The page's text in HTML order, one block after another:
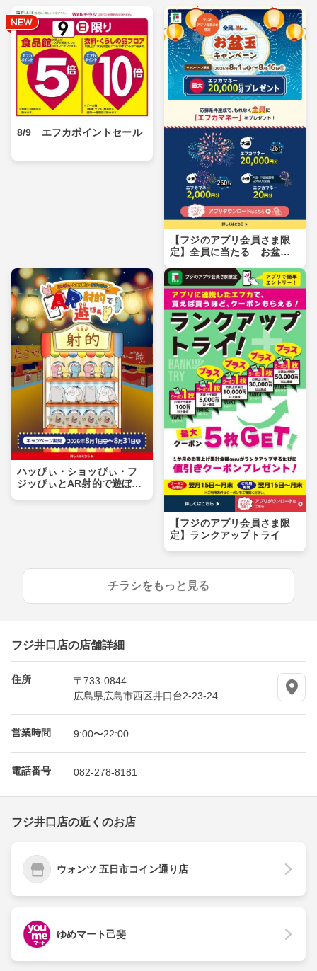
8/9 エフカポイントセール
【フジのアプリ会員さま限
定】全員に当たる お盆玉
ハッぴぃ・ショッぴぃ・フ
ジッぴぃとAR射的で遊ぼ
【フジのアプリ会員さま限
定】ランクアップトライ
チラシをもっと見る
フジ井口店の店舗詳細
住所
〒733-0844
広島県広島市西区井口台2-23-24
営業時間 9:00〜22:00
電話番号 082-278-8181
フジ井口店の近くのお店
ウォンツ 五日市コイン通り店
ゆめマート己斐